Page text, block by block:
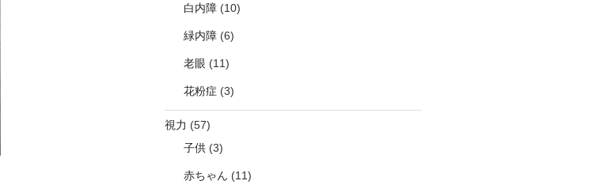
白内障(10)
緑内障(6)
老眼 (11)
花粉症 (3)
視力 (57)
子供(3)
赤ちゃん (11)